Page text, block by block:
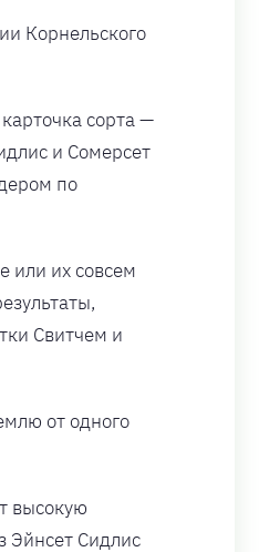
Корнельского
сорта —
и Сомерсет
по
или их совсем
Свитчем и
от одного
высокую
Эйнсет Сидлис